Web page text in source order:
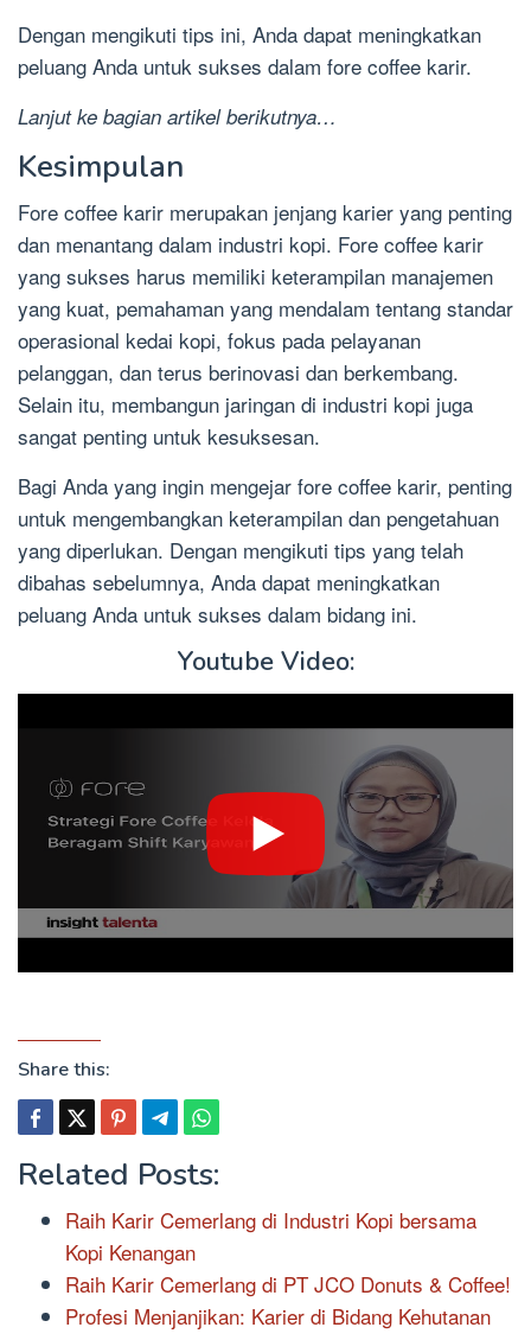
Dengan mengikuti tips ini, Anda dapat meningkatkan
peluang Anda untuk sukses dalam fore coffee karir.
Lanjut ke bagian artikel berikutnya…
Kesimpulan
Fore coffee karir merupakan jenjang karier yang penting
dan menantang dalam industri kopi. Fore coffee karir
yang sukses harus memiliki keterampilan manajemen
yang kuat, pemahaman yang mendalam tentang standar
operasional kedai kopi, fokus pada pelayanan
pelanggan, dan terus berinovasi dan berkembang.
Selain itu, membangun jaringan di industri kopi juga
sangat penting untuk kesuksesan.
Bagi Anda yang ingin mengejar fore coffee karir, penting
untuk mengembangkan keterampilan dan pengetahuan
yang diperlukan. Dengan mengikuti tips yang telah
dibahas sebelumnya, Anda dapat meningkatkan
peluang Anda untuk sukses dalam bidang ini.
Youtube Video:
Share this:
Related Posts:
Raih Karir Cemerlang di Industri Kopi bersama
Kopi Kenangan
Raih Karir Cemerlang di PT JCO Donuts & Coffee!
Profesi Menjanjikan: Karier di Bidang Kehutanan